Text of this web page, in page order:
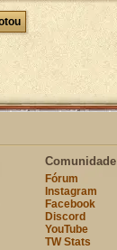
Comunidade
Fórum
Instagram
Facebook
Discord
YouTube
TW Stats